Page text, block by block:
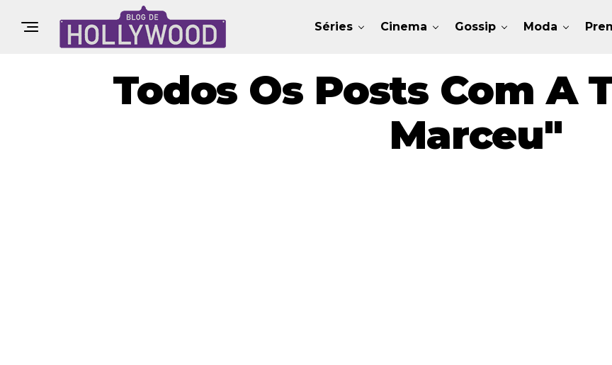
Séries Cinema Gossip Moda
Todos Os Posts Com A
Marceu"